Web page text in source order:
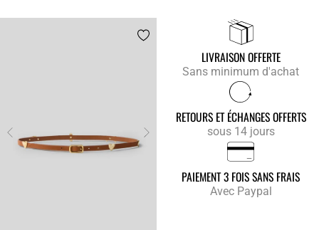
LIVRAISON OFFERTE
Sans minimum d'achat
RETOURS ET ÉCHANGES OFFERTS
sous 14 jours
PAIEMENT 3 FOIS SANS FRAIS
Avec Paypal